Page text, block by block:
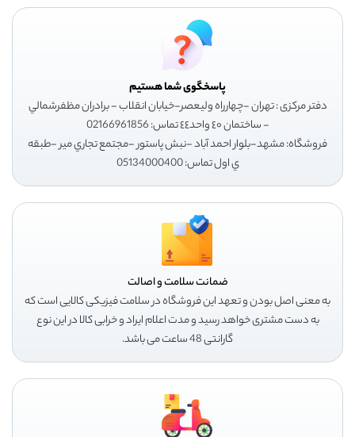
پاسخگوی شما هستیم
دفتر مرکزی : تهران -چهارراه وليعصر-خيابان انقلاب - برادران مظفرشمالي
- ساختمان ٤٠ واحد٤٤ تماس: 02166961856
فروشگاه: مشهد-بلوار احمد آباد -نبش پاستور -مجتمع تجاري مير -طبقه
ي اول تماس: 05134000400
ضمانت سلامت و اصالت
به معنی اصل بودن و تعهد این فروشگاه در سلامت فیزیکی کالایی است که
به دست مشتری خواهد رسید و مدت اعلام ایراد و خرابی کالا در این نوع
گارانتی 48 ساعت می باشد.